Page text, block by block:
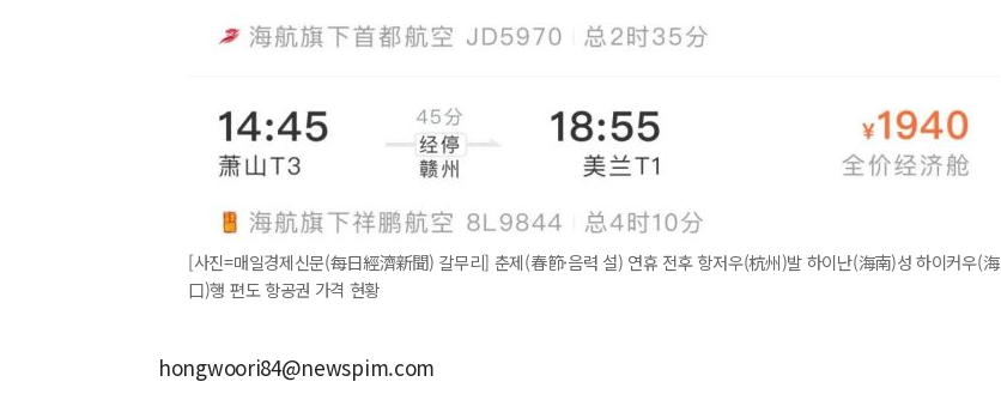
[사진=매일경제신문(每日經濟新聞) 갈무리] 춘제(春節·음력 설) 연휴 전후 항저우(杭州)발 하이난(海南)성 하이커우(海
口)행 편도 항공권 가격 현황
hongwoori84@newspim.com